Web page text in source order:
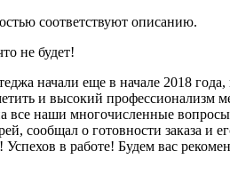
соответствуют описанию.
не будет!
начали еще в начале 2018
и высокий профессионализм
все наши многочисленные
сообщал о готовности заказа
в работе! Будем вас